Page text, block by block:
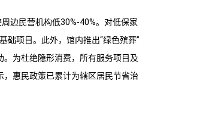
边民营机构低30%-40%。对低保家
础项目。此外，馆内推出“绿色殡葬”
为杜绝隐形消费，所有服务项目及
惠民政策已累计为辖区居民节省治